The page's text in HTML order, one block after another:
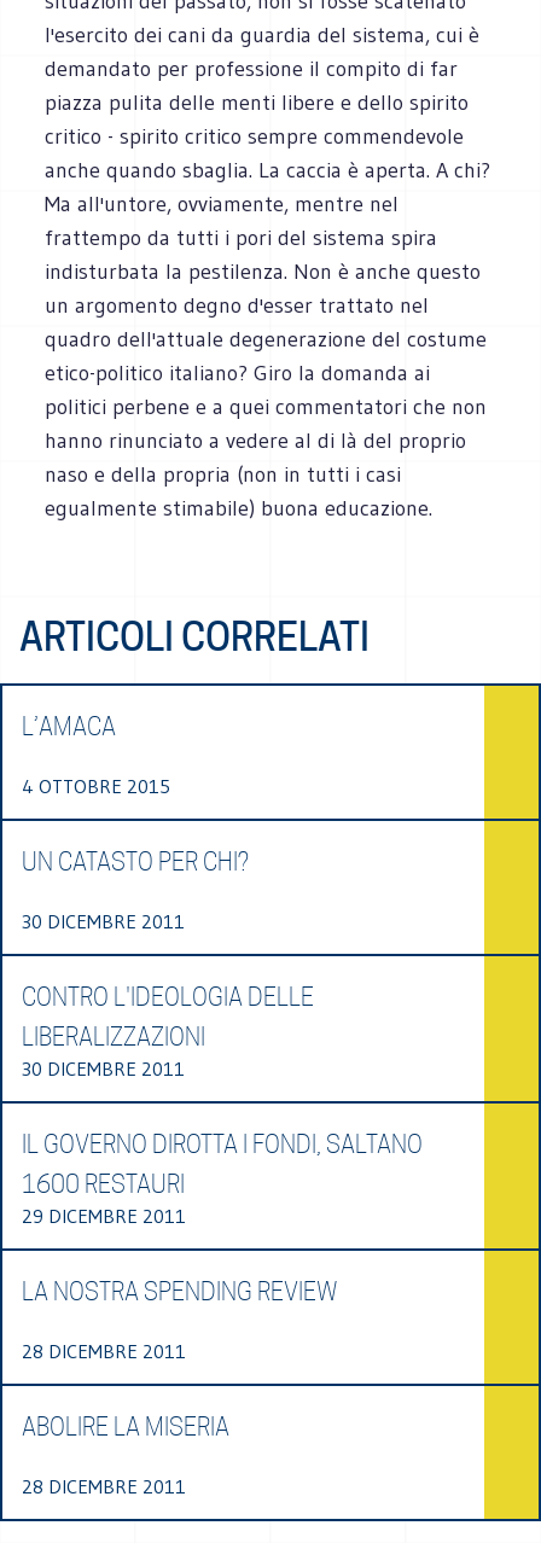
l'esercito dei cani da guardia del sistema, cui è
demandato per professione il compito di far
piazza pulita delle menti libere e dello spirito
critico - spirito critico sempre commendevole
anche quando sbaglia. La caccia è aperta. A chi?
Ma all'untore, ovviamente, mentre nel
frattempo da tutti i pori del sistema spira
indisturbata la pestilenza. Non è anche questo
un argomento degno d'esser trattato nel
quadro dell'attuale degenerazione del costume
etico-politico italiano? Giro la domanda ai
politici perbene e a quei commentatori che non
hanno rinunciato a vedere al di là del proprio
naso e della propria (non in tutti i casi
egualmente stimabile) buona educazione.
ARTICOLI CORRELATI
L’AMACA
4 OTTOBRE 2015
UN CATASTO PER CHI?
30 DICEMBRE 2011
CONTRO L'IDEOLOGIA DELLE
LIBERALIZZAZIONI
30 DICEMBRE 2011
IL GOVERNO DIROTTA I FONDI, SALTANO
1600 RESTAURI
29 DICEMBRE 2011
LA NOSTRA SPENDING REVIEW
28 DICEMBRE 2011
ABOLIRE LA MISERIA
28 DICEMBRE 2011